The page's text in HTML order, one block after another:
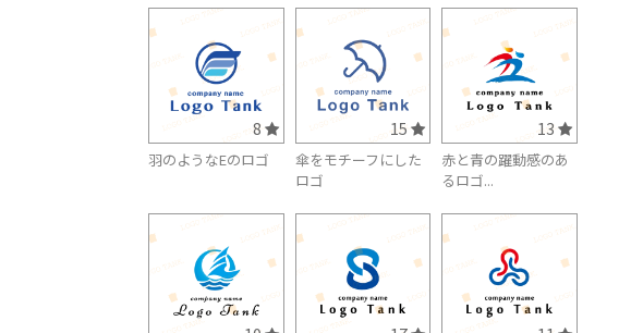
8
羽のようなEのロゴ
15
傘をモチーフにした
ロゴ
13
赤と青の躍動感のあ
るロゴ...